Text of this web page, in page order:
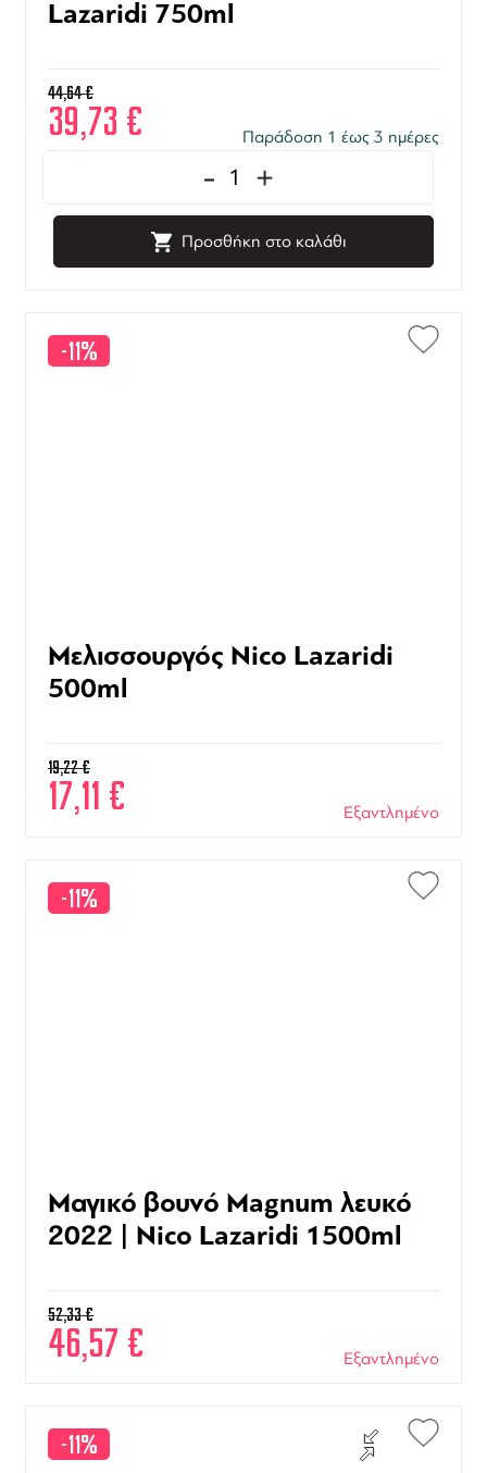
Lazaridi 750ml
44,64€
39,73 € Παράδοση 1 έως 3 ημέρες
- +
Προσθήκη στο καλάθι
-11%
Μελισσουργός Nico Lazaridi
500ml
19,22€
17,11 € Εξαντλημένο
-11%
Μαγικό βουνό Magnum λευκό
2022 | Nico Lazaridi 1500ml
52,33€
46,57 € Εξαντλημένο
-11%